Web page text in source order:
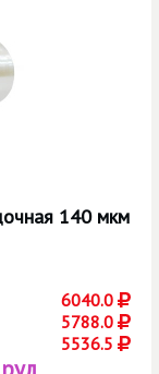
140 мкм
6040.0
5788.0
5536.5